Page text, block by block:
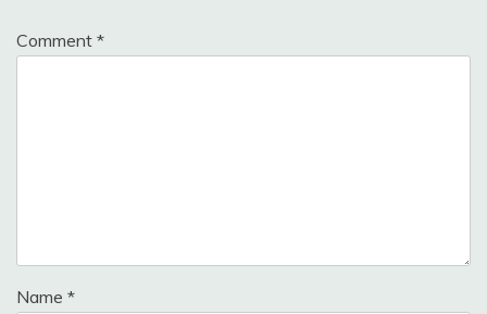
Comment *
Name *